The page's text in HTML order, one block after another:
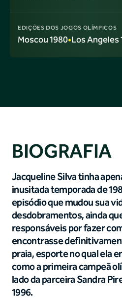
EDIÇÕES DOS JOGOS OLÍMPICOS
Moscou 1980•Los Angeles
BIOGRAFIA
Jacqueline Silva tinha
inusitada temporada de
episódio que mudou sua
desdobramentos, ainda
responsáveis por fazer
encontrasse
praia, esporte no qual ela
como a primeira campeã
lado da parceira Sandra
1996.